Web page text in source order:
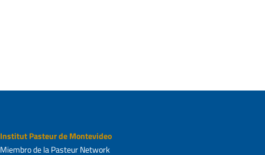
Institut Pasteur de Montevideo
Miembro de la Pasteur Network